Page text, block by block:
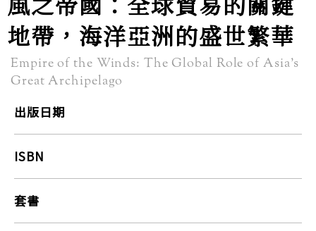
地帶，海洋亞洲的盛世繁華
Empire of the Winds: The Global Role of Asia’s
Great Archipelago
出版日期
ISBN
套書